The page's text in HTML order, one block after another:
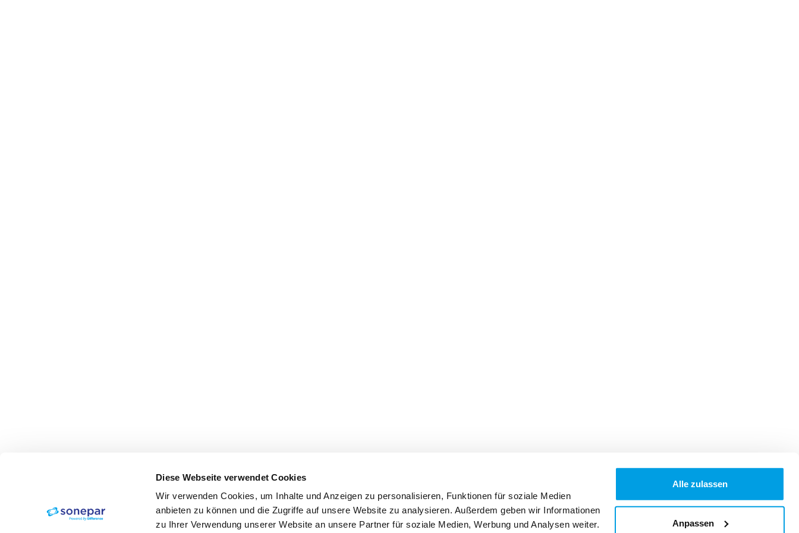
Diese Webseite verwendet Cookies
Wir verwenden Cookies, um Inhalte und Anzeigen zu personalisieren, Funktionen für soziale Medien
anbieten zu können und die Zugriffe auf unsere Website zu analysieren. Außerdem geben wir Informationen
zu Ihrer Verwendung unserer Website an unsere Partner für soziale Medien, Werbung und Analysen weiter.
Alle zulassen
Anpassen